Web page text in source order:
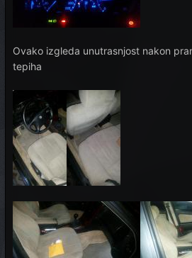
Ovako izgleda unutrasnjost nakon
tepiha